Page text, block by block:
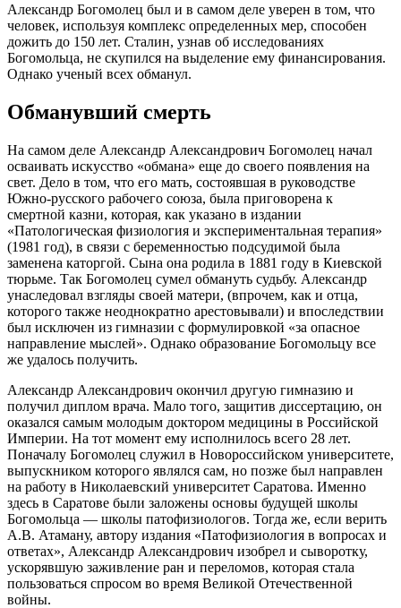
Александр Богомолец был и в самом деле уверен в том, что
человек, используя комплекс определенных мер, способен
дожить до 150 лет. Сталин, узнав об исследованиях
Богомольца, не скупился на выделение ему финансирования.
Однако ученый всех обманул.
Обманувший смерть
На самом деле Александр Александрович Богомолец начал
осваивать искусство «обмана» еще до своего появления на
свет. Дело в том, что его мать, состоявшая в руководстве
Южно-русского рабочего союза, была приговорена к
смертной казни, которая, как указано в издании
«Патологическая физиология и экспериментальная терапия»
(1981 год), в связи с беременностью подсудимой была
заменена каторгой. Сына она родила в 1881 году в Киевской
тюрьме. Так Богомолец сумел обмануть судьбу. Александр
унаследовал взгляды своей матери, (впрочем, как и отца,
которого также неоднократно арестовывали) и впоследствии
был исключен из гимназии с формулировкой «за опасное
направление мыслей». Однако образование Богомольцу все
же удалось получить.
Александр Александрович окончил другую гимназию и
получил диплом врача. Мало того, защитив диссертацию, он
оказался самым молодым доктором медицины в Российской
Империи. На тот момент ему исполнилось всего 28 лет.
Поначалу Богомолец служил в Новороссийском университете,
выпускником которого являлся сам, но позже был направлен
на работу в Николаевский университет Саратова. Именно
здесь в Саратове были заложены основы будущей школы
Богомольца — школы патофизиологов. Тогда же, если верить
А.В. Атаману, автору издания «Патофизиология в вопросах и
ответах», Александр Александрович изобрел и сыворотку,
ускорявшую заживление ран и переломов, которая стала
пользоваться спросом во время Великой Отечественной
войны.